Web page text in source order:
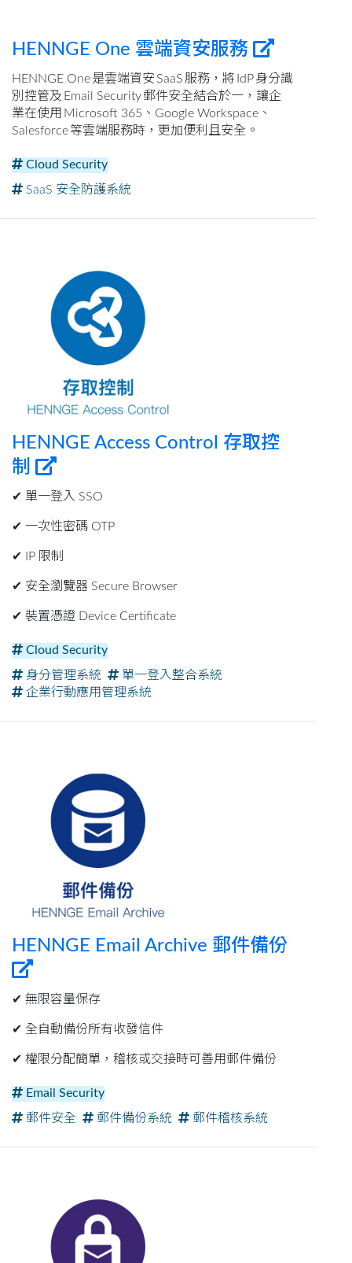
HENNGE One 雲端資安服務
HENNGE One 是雲端資安 SaaS 服務，將 IdP 身分識
別控管及 Email Security 郵件安全結合於一，讓企
業在使用 Microsoft 365、Google Workspace、
Salesforce 等雲端服務時，更加便利且安全。
Cloud Security
SaaS 安全防護系統
HENNGE Access Control 存取控
制
✔︎ 單一登入 SSO
✔︎ 一次性密碼 OTP
✔︎ IP 限制
✔︎ 安全瀏覽器 Secure Browser
✔︎ 裝置憑證 Device Certificate
Cloud Security
身分管理系統
單一登入整合系統
企業行動應用管理系統
HENNGE Email Archive 郵件備份
✔︎ 無限容量保存
✔︎ 全自動備份所有收發信件
✔︎ 權限分配簡單，稽核或交接時可善用郵件備份
Email Security
郵件安全
郵件備份系統 郵件稽核系統